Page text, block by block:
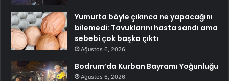
Yumurta böyle çıkınca ne yapacağını
bilemedi: Tavuklarını hasta sandı ama
sebebi çok başka çıktı
Ağustos 6, 2026
Bodrum’da Kurban Bayramı Yoğunluğu
Ağustos 6, 2026